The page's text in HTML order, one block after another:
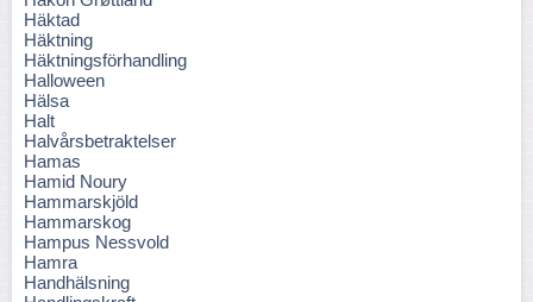
Häktad
Häktning
Häktningsförhandling
Halloween
Hälsa
Halt
Halvårsbetraktelser
Hamas
Hamid Noury
Hammarskjöld
Hammarskog
Hampus Nessvold
Hamra
Handhälsning